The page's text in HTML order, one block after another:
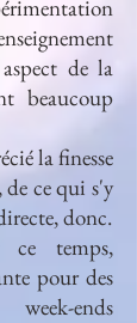
de la
beaucoup
la finesse
de ce qui s'y
donc.
ce temps,
pour des
ends